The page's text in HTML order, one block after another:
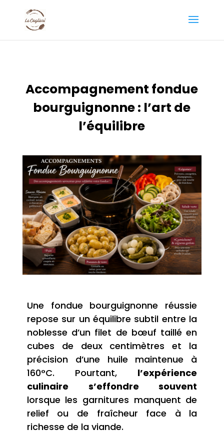
Accompagnement fondue
bourguignonne : l’art de
l’équilibre
Une fondue bourguignonne réussie
repose sur un équilibre subtil entre la
noblesse d’un filet de bœuf taillé en
cubes de deux centimètres et la
précision d’une huile maintenue à
160°C. Pourtant, l’expérience
culinaire s’effondre souvent
lorsque les garnitures manquent de
relief ou de fraîcheur face à la
richesse de la viande.